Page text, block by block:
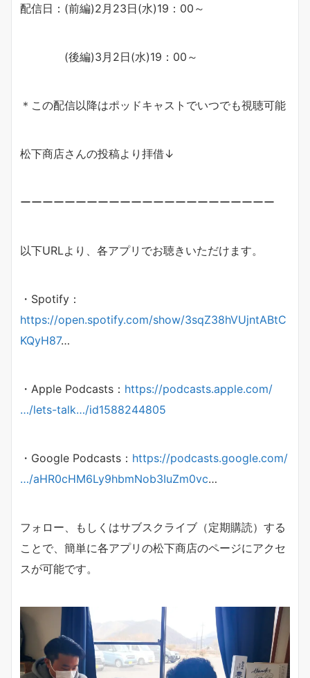
配信日：(前編)2月23日(水)19：00～
(後編)3月2日(水)19：00～
＊この配信以降はポッドキャストでいつでも視聴可能
松下商店さんの投稿より拝借↓
ーーーーーーーーーーーーーーーーーーーーーーー
以下URLより、各アプリでお聴きいただけます。
・Spotify：
https://open.spotify.com/show/3sqZ38hVUjntABtC
KQyH87…
・Apple Podcasts： https://podcasts.apple.com/
…/lets-talk…/id1588244805
・Google Podcasts： https://podcasts.google.com/
…/aHR0cHM6Ly9hbmNob3IuZm0vc…
フォロー、もしくはサブスクライブ（定期購読）する
ことで、簡単に各アプリの松下商店のページにアクセ
スが可能です。